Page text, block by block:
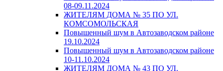
08-09.11.2024
ЖИТЕЛЯМ ДОМА № 35 ПО УЛ.
КОМСОМОЛЬСКАЯ
Повышенный шум в Автозаводском районе
19.10.2024
Повышенный шум в Автозаводском районе
10-11.10.2024
ЖИТЕЛЯМ ДОМА № 43 ПО УЛ.